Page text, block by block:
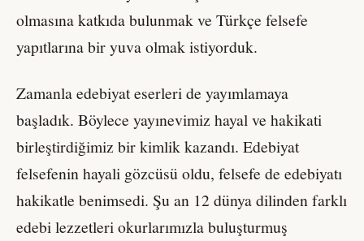
olmasına katkıda bulunmak ve Türkçe felsefe
yapıtlarına bir yuva olmak istiyorduk.
Zamanla edebiyat eserleri de yayımlamaya
başladık. Böylece yayınevimiz hayal ve hakikati
birleştirdiğimiz bir kimlik kazandı. Edebiyat
felsefenin hayali gözcüsü oldu, felsefe de edebiyatı
hakikatle benimsedi. Şu an 12 dünya dilinden farklı
edebi lezzetleri okurlarımızla buluşturmuş